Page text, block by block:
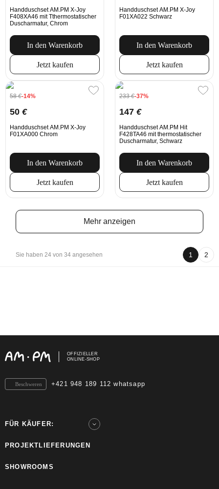
Handduschset AM.PM X-Joy
F408XA46 mit Tthermostatischer
Duscharmatur, Chrom
In den Warenkorb
Jetzt kaufen
Handduschset AM.PM X-Joy
F01XA022 Schwarz
In den Warenkorb
Jetzt kaufen
58€-14%
50 €
Handduschset AM.PM X-Joy
F01XA000 Chrom
In den Warenkorb
Jetzt kaufen
233€-37%
147 €
Handduschset AM.PM Hit
F428TA46 mit thermostatischer
Duscharmatur, Schwarz
In den Warenkorb
Jetzt kaufen
Mehr anzeigen
Sie haben 24 von 34 angesehen 1 2
OFFIZIELLER
ONLINE-SHOP
+421 948 189 112 whatsapp
Beschweren
FÜR KÄUFER:
PROJEKTLIEFERUNGEN
SHOWROOMS